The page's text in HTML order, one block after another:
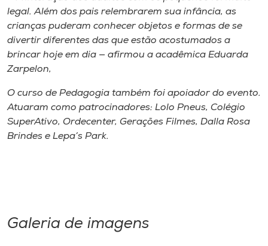
legal. Além dos pais relembrarem sua infância, as
crianças puderam conhecer objetos e formas de se
divertir diferentes das que estão acostumados a
brincar hoje em dia — afirmou a acadêmica Eduarda
Zarpelon,
O curso de Pedagogia também foi apoiador do evento.
Atuaram como patrocinadores: Lolo Pneus, Colégio
SuperAtivo, Ordecenter, Gerações Filmes, Dalla Rosa
Brindes e Lepa’s Park.
Galeria de imagens